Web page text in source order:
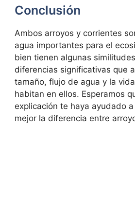
Conclusión
Ambos arroyos y corrientes
agua importantes para el
bien tienen algunas
diferencias significativas que
tamaño, flujo de agua y la
habitan en ellos. Esperamos
explicación te haya ayudado
mejor la diferencia entre